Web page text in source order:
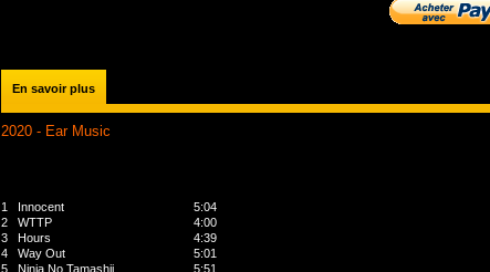
En savoir plus
2020 - Ear Music
1 Innocent
5:04
2
WTTP
4:00
3
Hours
4:39
4
Way Out
5:01
5
Ninja No Tamashii
5:51